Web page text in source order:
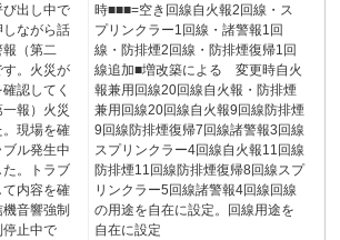
び出し中で
ながら話
報（第二
。火災が
認してく
報）火災
現場を確
ル発生中
た。トラブ
て内容を確
音響強制
停止中で
時■■■=空き回線自火報2回線・ス
プリンクラー1回線・諸警報1回
線・防排煙2回線・防排煙復帰1回
線追加■増改築による 変更時自火
報兼用回線20回線自火報・防排煙
兼用回線20回線自火報9回線防排煙
9回線防排煙復帰7回線諸警報3回線
スプリンクラー4回線自火報11回線
防排煙11回線防排煙復帰8回線スプ
リンクラー5回線諸警報4回線回線
の用途を自在に設定。回線用途を
自在に設定